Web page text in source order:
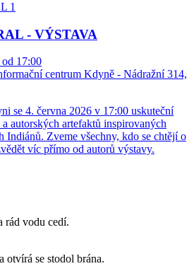
- VÝSTAVA
17:00
centrum Kdyně - Nádražní 314,
se 4. června 2026 v 17:00 uskuteční
autorských artefaktů inspirovaných
Indiánů. Zveme všechny, kdo se chtějí o
víc přímo od autorů výstavy.
rád vodu cedí.
otvírá se stodol brána.